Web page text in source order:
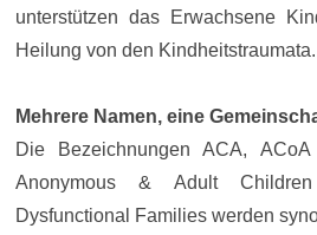
unterstützen das Erwachsene
Heilung von den Kindheitstraumata.
Mehrere Namen, eine
Die Bezeichnungen ACA,
Anonymous & Adult
Dysfunctional Families werden